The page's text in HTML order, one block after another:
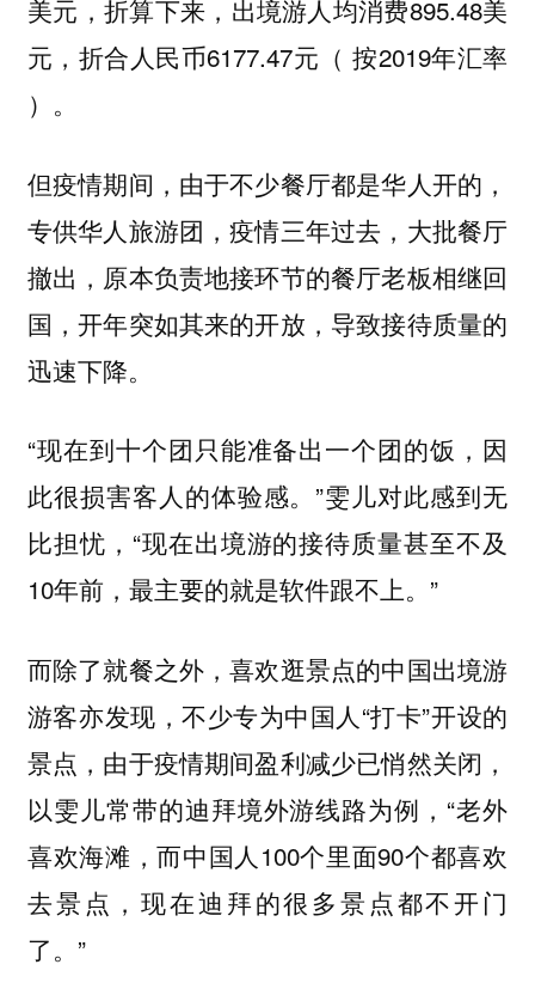
美元，折算下来，出境游人均消费895.48美
元，折合人民币6177.47元（ 按2019年汇率
）。
但疫情期间，由于不少餐厅都是华人开的，
专供华人旅游团，疫情三年过去，大批餐厅
撤出，原本负责地接环节的餐厅老板相继回
国，开年突如其来的开放，导致接待质量的
迅速下降。
“现在到十个团只能准备出一个团的饭，因
此很损害客人的体验感。”雯儿对此感到无
比担忧，“现在出境游的接待质量甚至不及
10年前，最主要的就是软件跟不上。”
而除了就餐之外，喜欢逛景点的中国出境游
游客亦发现，不少专为中国人“打卡”开设的
景点，由于疫情期间盈利减少已悄然关闭，
以雯儿常带的迪拜境外游线路为例，“老外
喜欢海滩，而中国人100个里面90个都喜欢
去景点，现在迪拜的很多景点都不开门
了。”